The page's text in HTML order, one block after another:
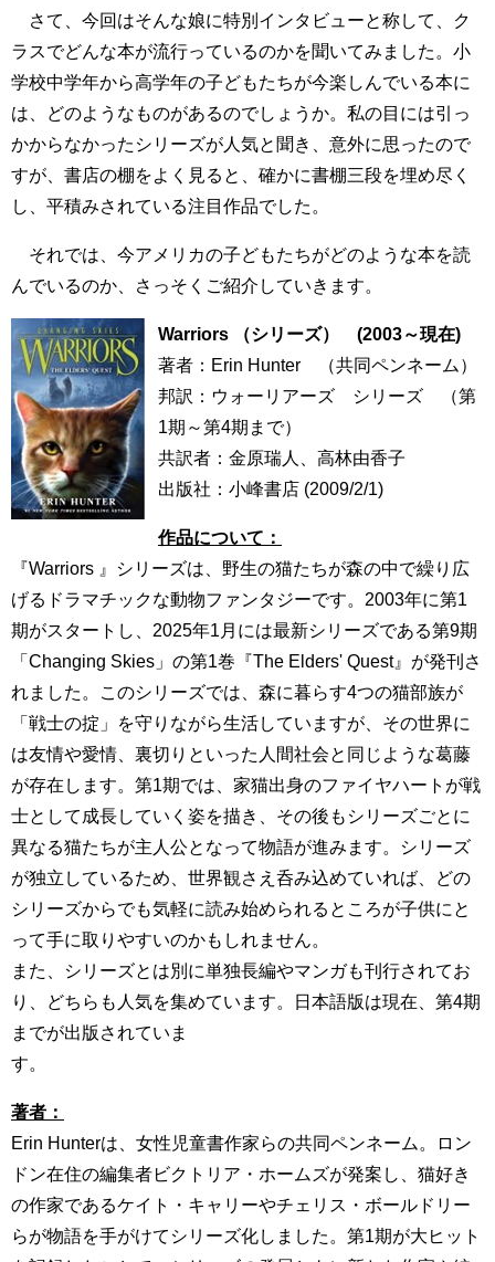
さて、今回はそんな娘に特別インタビューと称して、ク
ラスでどんな本が流行っているのかを聞いてみました。小
学校中学年から高学年の子どもたちが今楽しんでいる本に
は、どのようなものがあるのでしょうか。私の目には引っ
かからなかったシリーズが人気と聞き、意外に思ったので
すが、書店の棚をよく見ると、確かに書棚三段を埋め尽く
し、平積みされている注目作品でした。
それでは、今アメリカの子どもたちがどのような本を読
んでいるのか、さっそくご紹介していきます。
Warriors （シリーズ） (2003～現在)
著者：Erin Hunter （共同ペンネーム）
邦訳：ウォーリアーズ シリーズ （第
1期～第4期まで）
共訳者：金原瑞人、高林由香子
出版社：‎小峰書店 (2009/2/1)
作品について：
『Warriors 』シリーズは、野生の猫たちが森の中で繰り広
げるドラマチックな動物ファンタジーです。2003年に第1
期がスタートし、2025年1月には最新シリーズである第9期
「Changing Skies」の第1巻『The Elders' Quest』が発刊さ
れました。このシリーズでは、森に暮らす4つの猫部族が
「戦士の掟」を守りながら生活していますが、その世界に
は友情や愛情、裏切りといった人間社会と同じような葛藤
が存在します。第1期では、家猫出身のファイヤハートが戦
士として成長していく姿を描き、その後もシリーズごとに
異なる猫たちが主人公となって物語が進みます。シリーズ
が独立しているため、世界観さえ呑み込めていれば、どの
シリーズからでも気軽に読み始められるところが子供にと
って手に取りやすいのかもしれません。
また、シリーズとは別に単独長編やマンガも刊行されてお
り、どちらも人気を集めています。日本語版は現在、第4期
までが出版されていま
す
著者：
Erin Hunterは、女性児童書作家らの共同ペンネーム。ロン
ドン在住の編集者ビクトリア・ホームズが発案し、猫好き
の作家であるケイト・キャリーやチェリス・ボールドリー
らが物語を手がけてシリーズ化しました。第1期が大ヒット